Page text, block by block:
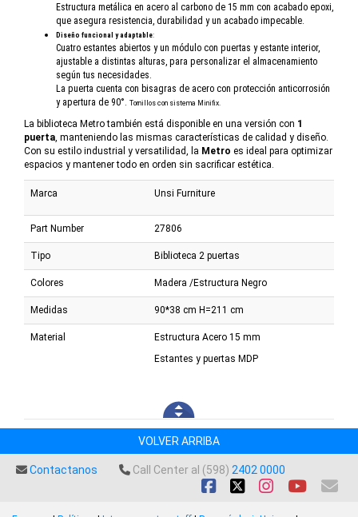
Estructura metálica en acero al carbono de 15 mm con acabado epoxi,
que asegura resistencia, durabilidad y un acabado impecable.
Diseño funcional y adaptable:
Cuatro estantes abiertos y un módulo con puertas y estante interior,
ajustable a distintas alturas, para personalizar el almacenamiento
según tus necesidades.
La puerta cuenta con bisagras de acero con protección anticorrosión
y apertura de 90°.
Tornillos con sistema Minifix.
La biblioteca Metro también está disponible en una versión con 1
puerta , manteniendo las mismas características de calidad y diseño.
Con su estilo industrial y versatilidad, la Metro es ideal para optimizar
espacios y mantener todo en orden sin sacrificar estética.
Marca Unsi Furniture
Part Number 27806
Tipo Biblioteca 2 puertas
Colores Madera /Estructura Negro
Medidas 90*38 cm H=211 cm
Material
Estructura Acero 15 mm
Estantes y puertas MDP
VOLVER ARRIBA
Contactanos Call Center al (598) 2402 0000